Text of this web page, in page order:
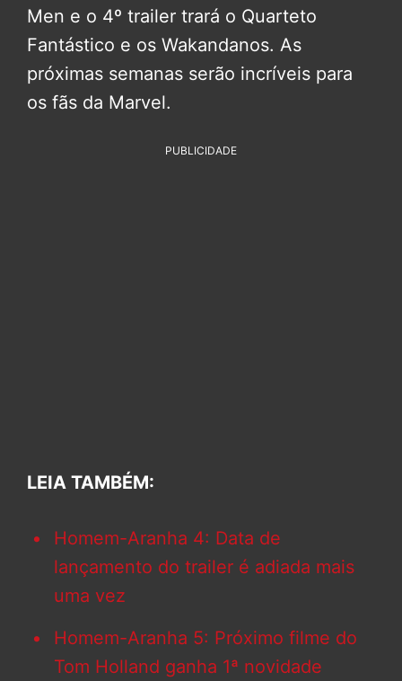
Men e o 4º trailer trará o Quarteto
Fantástico e os Wakandanos. As
próximas semanas serão incríveis para
os fãs da Marvel.
PUBLICIDADE
LEIA TAMBÉM:
Homem-Aranha 4: Data de
lançamento do trailer é adiada mais
uma vez
Homem-Aranha 5: Próximo filme do
Tom Holland ganha 1ª novidade